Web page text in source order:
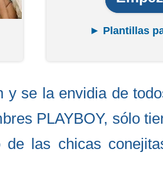
► Plantillas
se la envidia de
PLAYBOY, sólo
las chicas